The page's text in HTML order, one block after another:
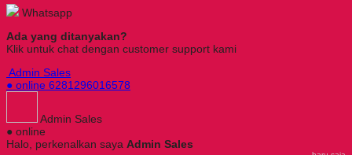
Whatsapp
Ada yang ditanyakan?
Klik untuk chat dengan customer support kami
Admin Sales
● online 6281296016578
Admin Sales
● online
Halo, perkenalkan saya Admin Sales